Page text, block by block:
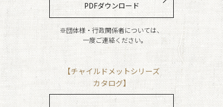
PDFダウンロード
※団体様・行政関係者については、
一度ご連絡ください。
【チャイルドメットシリーズ
カタログ】